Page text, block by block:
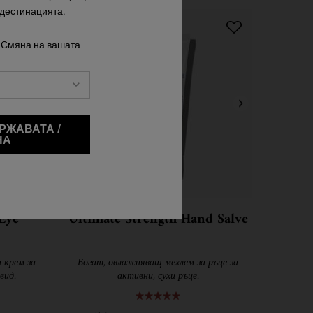
за
Ultimate Strength Hand Salve
Богат, овлажняващ мехлем за ръце за
активни, сухи ръце.
на вашата
/